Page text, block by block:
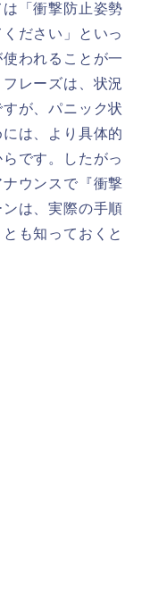
「衝撃防止姿勢
ださい」といっ
われることが一
レーズは、状況
が、パニック状
は、より具体的
です。したがっ
ウンスで『衝撃
は、実際の手順
も知っておくと